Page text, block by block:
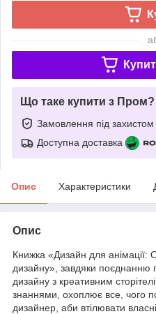
Що таке купити з Пром?
Замовлення під захистом
Доступна доставка
Опис Характеристики
Опис
Книжка «Дизайн для анімації:
дизайну», завдяки поєднанню
дизайну з креативним
знаннями, охоплює все, чого
дизайнер, аби втілювати